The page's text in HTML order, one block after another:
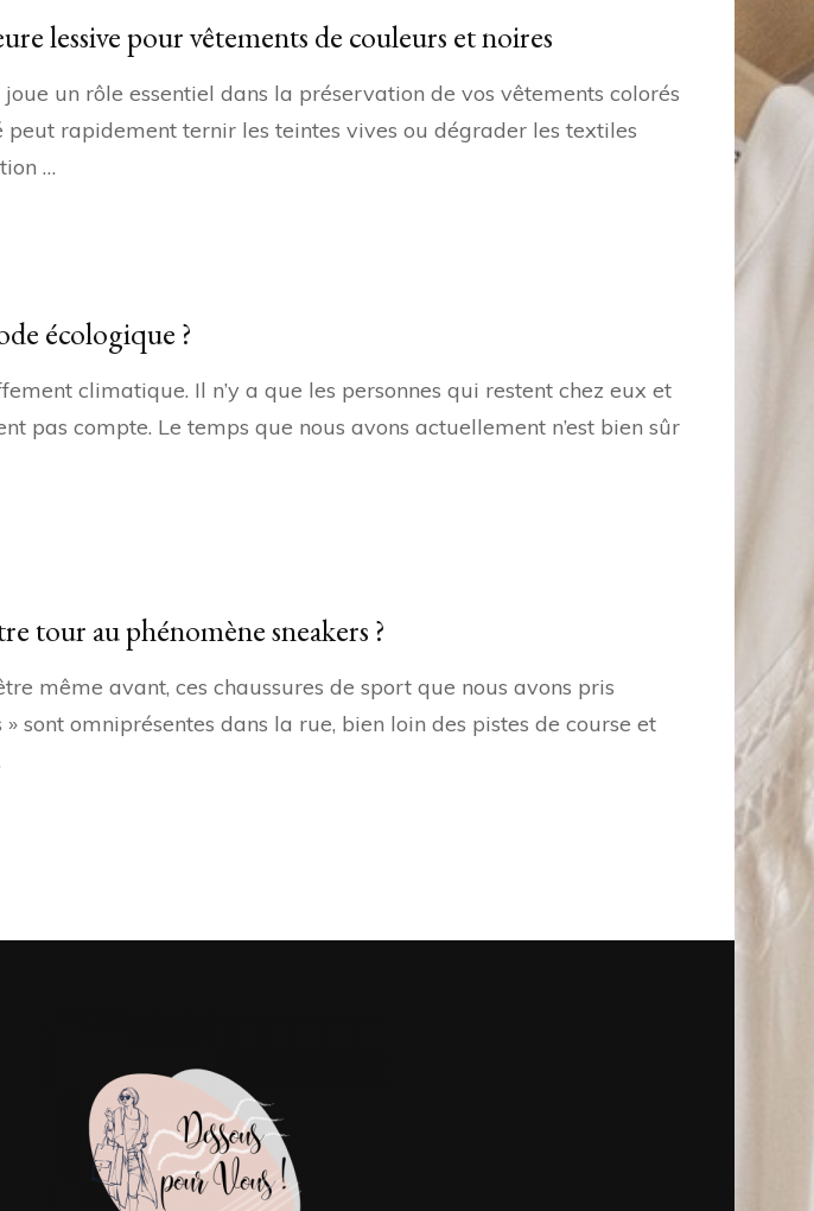
lessive pour vêtements de couleurs et noires
un rôle essentiel dans la préservation de vos vêtements colorés
rapidement ternir les teintes vives ou dégrader les textiles
…
écologique ?
climatique. Il n’y a que les personnes qui restent chez eux et
pas compte. Le temps que nous avons actuellement n’est bien sûr
tour au phénomène sneakers ?
même avant, ces chaussures de sport que nous avons pris
» sont omniprésentes dans la rue, bien loin des pistes de course et